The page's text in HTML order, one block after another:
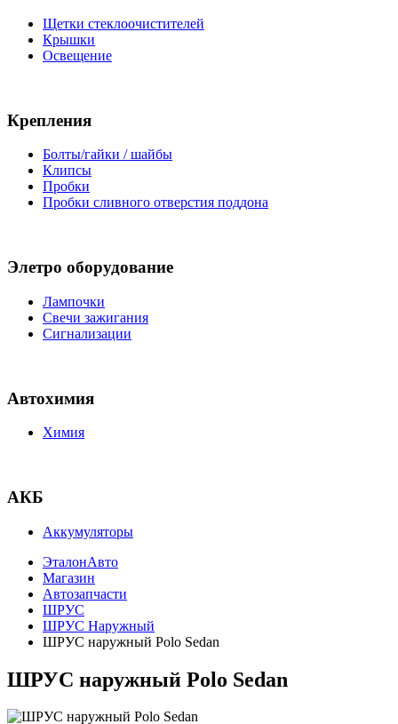
Щетки стеклоочистителей
Крышки
Освещение
Крепления
Болты/гайки / шайбы
Клипсы
Пробки
Пробки сливного отверстия поддона
Элетро оборудование
Лампочки
Свечи зажигания
Сигнализации
Автохимия
Химия
АКБ
Аккумуляторы
ЭталонАвто
Магазин
Автозапчасти
ШРУС
ШРУС Наружный
ШРУС наружный Polo Sedan
ШРУС наружный Polo Sedan